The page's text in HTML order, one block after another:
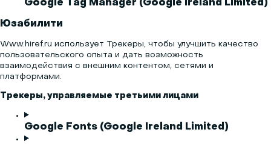
Google Tag Manager (Google Ireland Limited)
Юзабилити
Www.hiref.ru использует Трекеры, чтобы улучшить качество
пользовательского опыта и дать возможность
взаимодействия с внешним контентом, сетями и
платформами.
Трекеры, управляемые третьими лицами
Google Fonts (Google Ireland Limited)